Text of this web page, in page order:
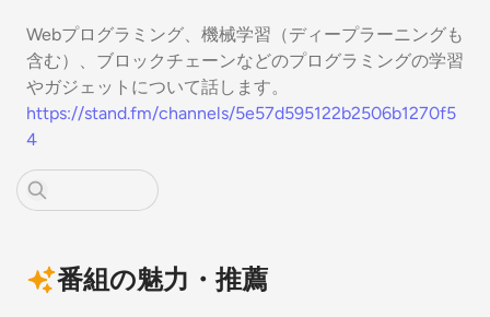
Webプログラミング、機械学習（ディープラーニングも
含む）、ブロックチェーンなどのプログラミングの学習
やガジェットについて話します。
https://stand.fm/channels/5e57d595122b2506b1270f5
4
番組の魅力・推薦